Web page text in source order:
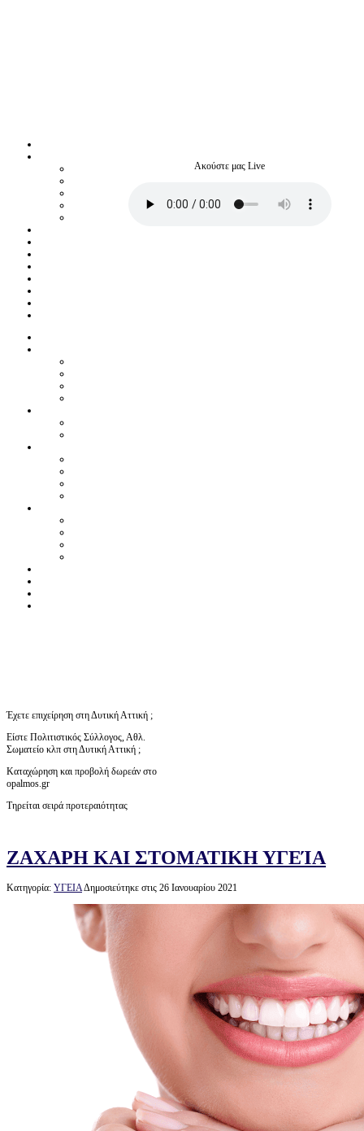
Ακούστε μας Live
Έχετε επιχείρηση στη Δυτική Αττική ;
Είστε Πολιτιστικός Σύλλογος, Αθλ.
Σωματείο κλπ στη Δυτική Αττική ;
Καταχώρηση και προβολή δωρεάν στο
opalmos.gr
Τηρείται σειρά προτεραιότητας
ΖΑΧΑΡΗ ΚΑΙ ΣΤΟΜΑΤΙΚΗ ΥΓΕΊΑ
Κατηγορία: ΥΓΕΙΑΔημοσιεύτηκε στις 26 Ιανουαρίου 2021